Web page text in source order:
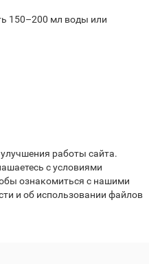
150–200 мл воды или
работы сайта.
с условиями
ознакомиться с нашими
и об использовании файлов